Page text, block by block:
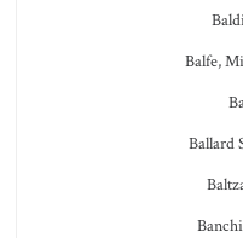
Balfe,
Ballard